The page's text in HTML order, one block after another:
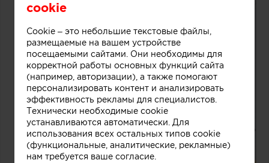
cookie
Cookie – это небольшие текстовые файлы,
размещаемые на вашем устройстве
посещаемыми сайтами. Они необходимы для
корректной работы основных функций сайта
(например, авторизации), а также помогают
персонализировать контент и анализировать
эффективность рекламы для специалистов.
Технически необходимые cookie
устанавливаются автоматически. Для
использования всех остальных типов cookie
(функциональные, аналитические, рекламные)
нам требуется ваше согласие.